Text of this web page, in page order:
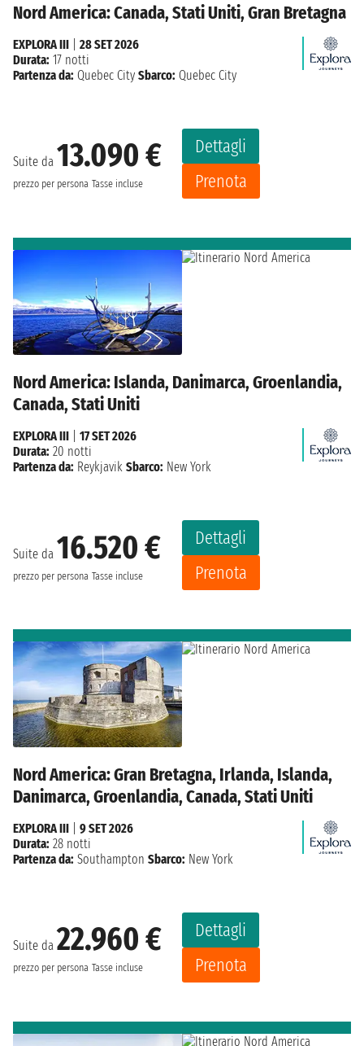
Nord America: Canada, Stati Uniti, Gran Bretagna
Suite da 13.090 €
prezzo per persona Tasse incluse
Dettagli
Prenota
EXPLORA III
28 SET 2026
Durata: 17 notti
Partenza da: Quebec City Sbarco: Quebec City
Nord America: Islanda, Danimarca, Groenlandia,
Canada, Stati Uniti
Suite da 16.520 €
prezzo per persona Tasse incluse
Dettagli
Prenota
EXPLORA III
17 SET 2026
Durata: 20 notti
Partenza da: Reykjavik Sbarco: New York
Nord America: Gran Bretagna, Irlanda, Islanda,
Danimarca, Groenlandia, Canada, Stati Uniti
Suite da 22.960 €
prezzo per persona Tasse incluse
Dettagli
Prenota
EXPLORA III
9 SET 2026
Durata: 28 notti
Partenza da: Southampton Sbarco: New York